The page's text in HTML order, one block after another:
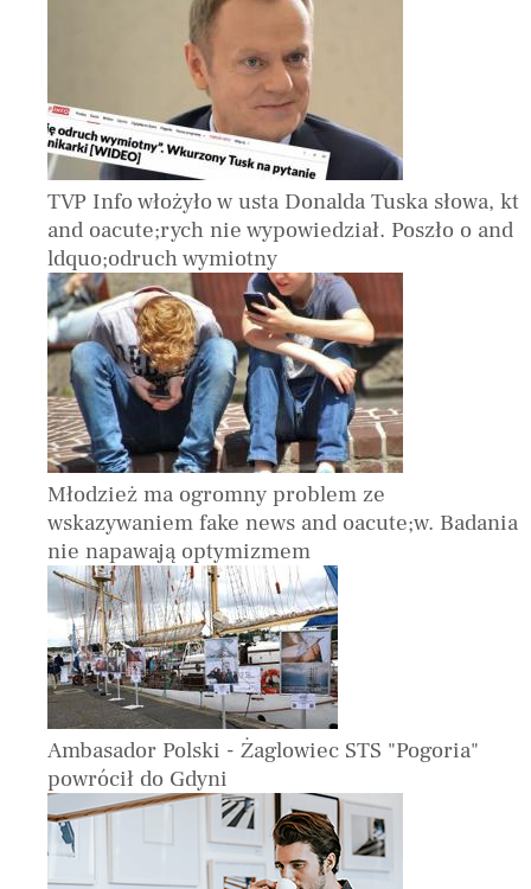
TVP Info włożyło w usta Donalda Tuska słowa, kt
and oacute;rych nie wypowiedział. Poszło o and
ldquo;odruch wymiotny
Młodzież ma ogromny problem ze
wskazywaniem fake news and oacute;w. Badania
nie napawają optymizmem
Ambasador Polski - Żaglowiec STS "Pogoria"
powrócił do Gdyni